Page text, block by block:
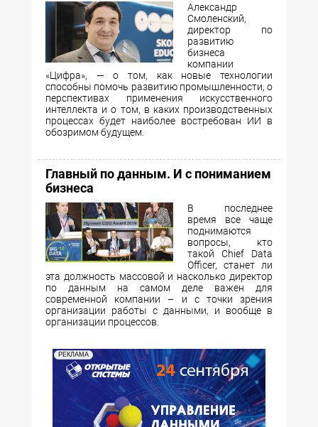
Александр
Смоленский,
директор по
развитию
бизнеса
компании
«Цифра», — о том, как новые технологии
способны помочь развитию промышленности, о
перспективах применения искусственного
интеллекта и о том, в каких производственных
процессах будет наиболее востребован ИИ в
обозримом будущем.
Главный по данным. И с пониманием
бизнеса
В последнее
время все чаще
поднимаются
вопросы, кто
такой Chief Data
Officer, станет ли
эта должность массовой и насколько директор
по данным на самом деле важен для
современной компании – и с точки зрения
организации работы с данными, и вообще в
организации процессов.
РЕКЛАМА